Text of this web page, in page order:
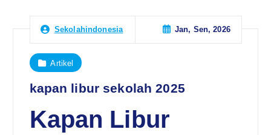
Sekolahindonesia Jan, Sen, 2026
Artikel
kapan libur sekolah 2025
Kapan Libur